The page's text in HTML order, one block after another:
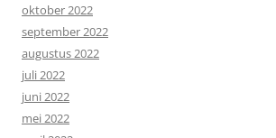
oktober 2022
september 2022
augustus 2022
juli 2022
juni 2022
mei 2022